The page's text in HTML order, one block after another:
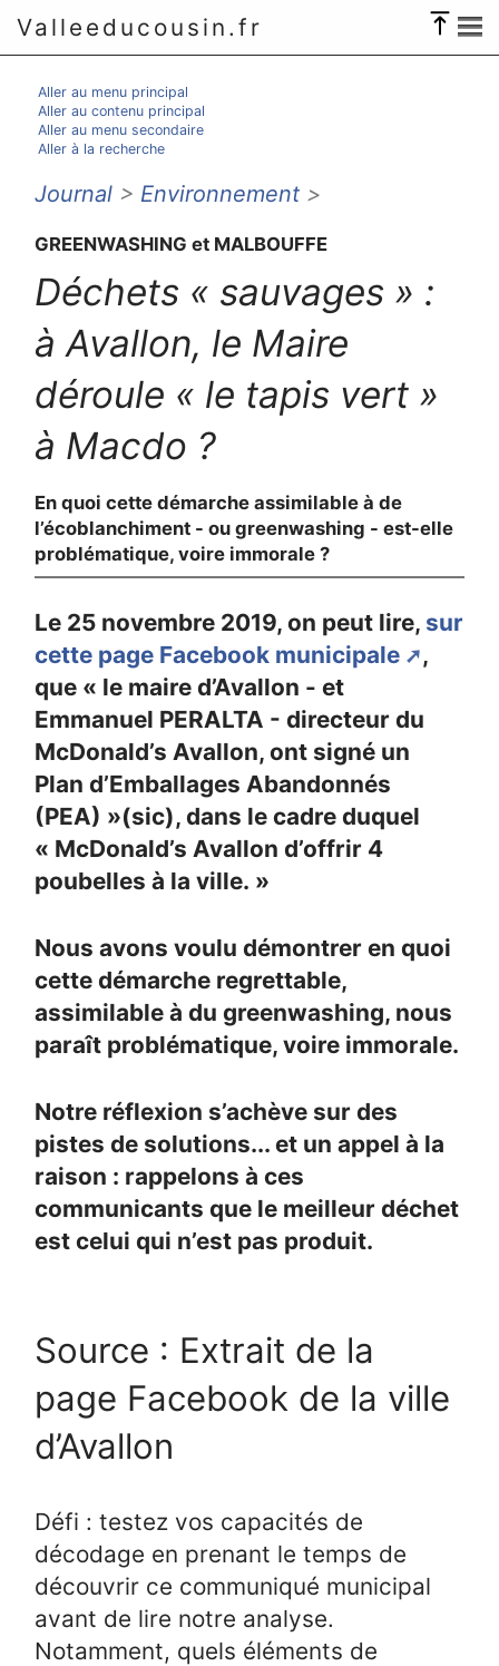
Valleeducousin.fr
Aller au menu principal
Aller au contenu principal
Aller au menu secondaire
Aller à la recherche
Journal > Environnement >
GREENWASHING et MALBOUFFE
Déchets « sauvages » :
à Avallon, le Maire
déroule « le tapis vert »
à Macdo ?
En quoi cette démarche assimilable à de
l’écoblanchiment - ou greenwashing - est-elle
problématique, voire immorale ?
Le 25 novembre 2019, on peut lire, sur
cette page Facebook municipale
,
que « le maire d’Avallon - et
Emmanuel PERALTA - directeur du
McDonald’s Avallon, ont signé un
Plan d’Emballages Abandonnés
(PEA) »(sic), dans le cadre duquel
« McDonald’s Avallon d’offrir 4
poubelles à la ville. »
Nous avons voulu démontrer en quoi
cette démarche regrettable,
assimilable à du greenwashing, nous
paraît problématique, voire immorale.
Notre réflexion s’achève sur des
pistes de solutions... et un appel à la
raison : rappelons à ces
communicants que le meilleur déchet
est celui qui n’est pas produit.
Source : Extrait de la
page Facebook de la ville
d’Avallon
Défi : testez vos capacités de
décodage en prenant le temps de
découvrir ce communiqué municipal
avant de lire notre analyse.
Notamment, quels éléments de